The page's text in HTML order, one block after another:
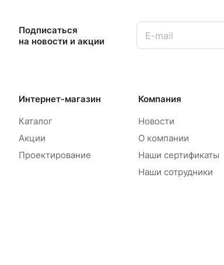
Подписаться
на новости и акции
Интернет-магазин
Каталог
Акции
Проектирование
Компания
Новости
О компании
Наши сертификаты
Наши сотрудники